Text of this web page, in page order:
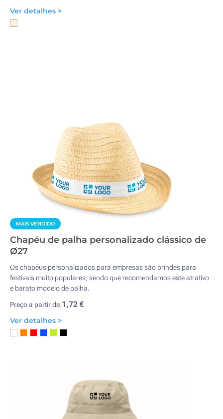
Ver detalhes >
MAIS VENDIDO
Chapéu de palha personalizado clássico de
Ø27
Os chapéus personalizados para empresas são brindes para
festivais muito populares, sendo que recomendamos este atrativo
e barato modelo de palha.
Preço a partir de:1,72 €
Ver detalhes >